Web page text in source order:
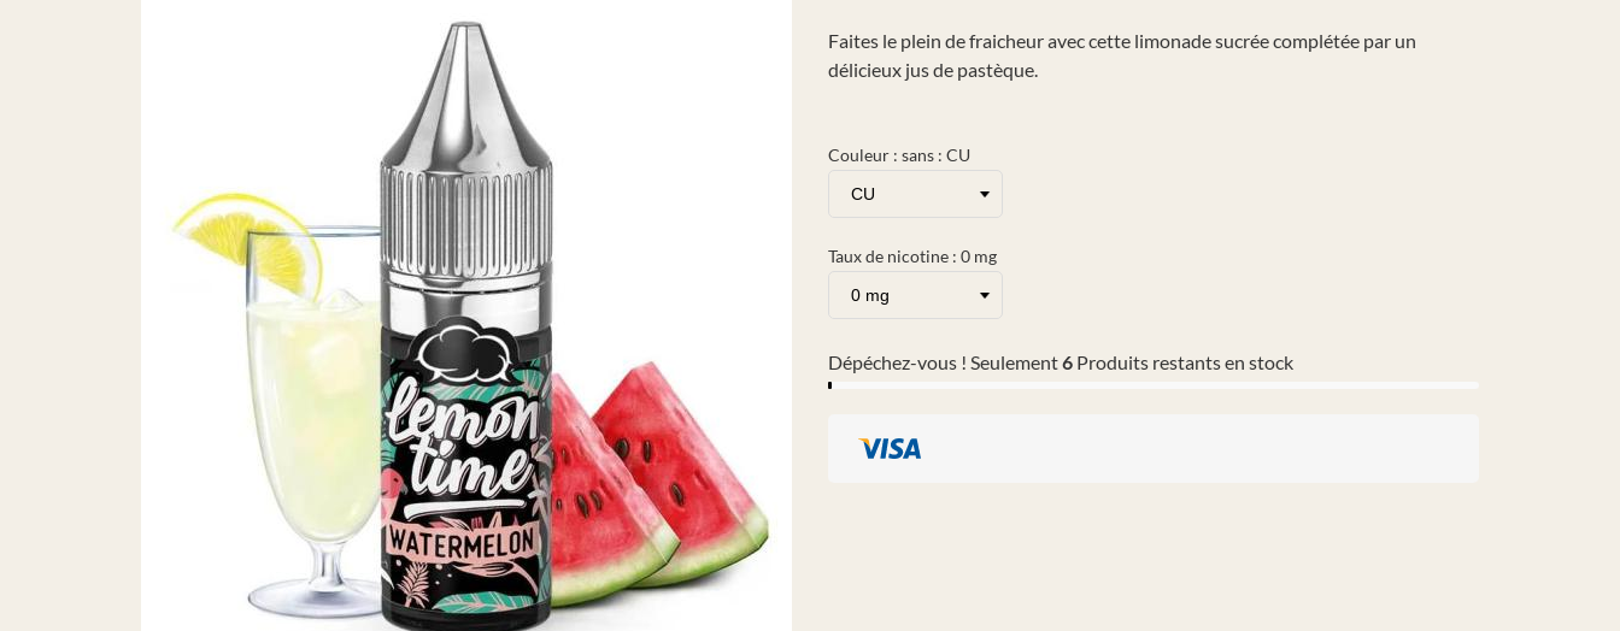
Faites le plein de fraicheur avec cette limonade sucrée complétée par un
délicieux jus de pastèque.
Couleur : sans : CU
Taux de nicotine : 0 mg
Dépéchez-vous ! Seulement6 Produits restants en stock